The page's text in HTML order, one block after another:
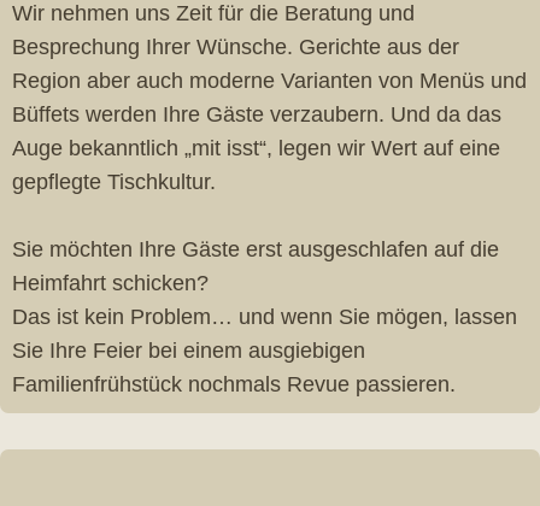
Wir nehmen uns Zeit für die Beratung und
Besprechung Ihrer Wünsche. Gerichte aus der
Region aber auch moderne Varianten von Menüs und
Büffets werden Ihre Gäste verzaubern. Und da das
Auge bekanntlich „mit isst“, legen wir Wert auf eine
gepflegte Tischkultur.
Sie möchten Ihre Gäste erst ausgeschlafen auf die
Heimfahrt schicken?
Das ist kein Problem… und wenn Sie mögen, lassen
Sie Ihre Feier bei einem ausgiebigen
Familienfrühstück nochmals Revue passieren.